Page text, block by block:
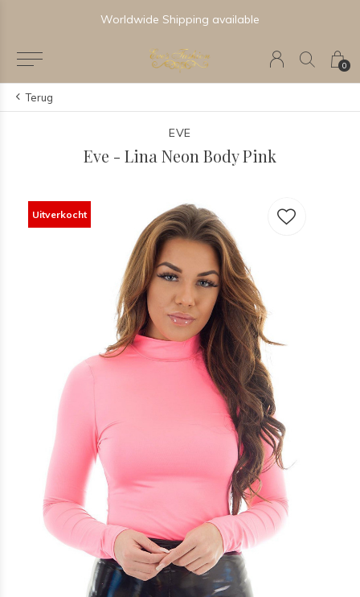
0
Worldwide Shipping available
Terug
EVE
Eve - Lina Neon Body Pink
Uitverkocht